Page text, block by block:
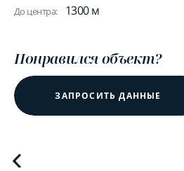
До центра: 1300 м
Понравился объект?
ЗАПРОСИТЬ ДАННЫЕ